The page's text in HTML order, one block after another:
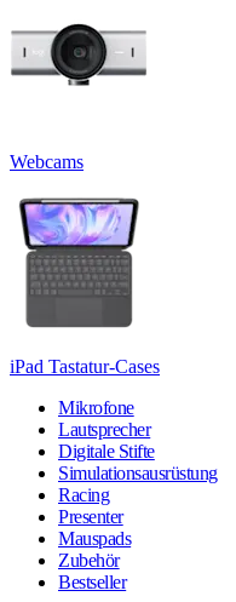
Webcams
iPad Tastatur-Cases
Mikrofone
Lautsprecher
Digitale Stifte
Simulationsausrüstung
Racing
Presenter
Mauspads
Zubehör
Bestseller